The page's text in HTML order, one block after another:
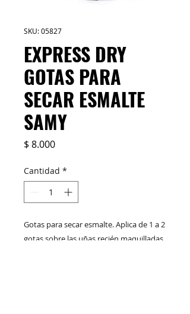
SKU: 05827
EXPRESS DRY
GOTAS PARA
SECAR ESMALTE
SAMY
$ 8.000Precio
Cantidad *
Gotas para secar esmalte. Aplica de 1 a 2
gotas sobre las uñas recién maquilladas